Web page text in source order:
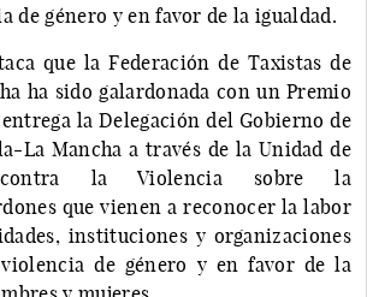
de género y en favor de la igualdad.
que la Federación de Taxistas de
ha sido galardonada con un Premio
la Delegación del Gobierno de
La Mancha a través de la Unidad de
contra la Violencia sobre la
que vienen a reconocer la labor
instituciones y organizaciones
de género y en favor de la